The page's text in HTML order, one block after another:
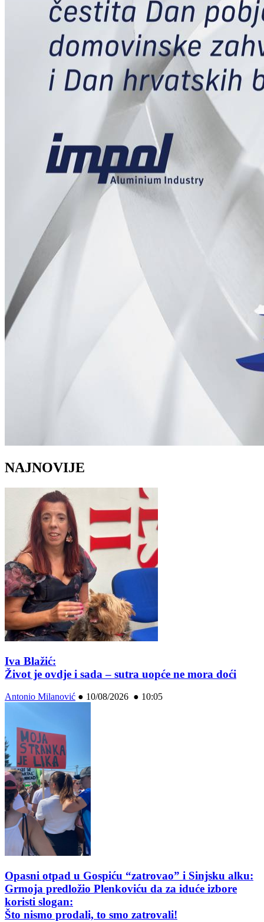
NAJNOVIJE
Iva Blažić:
Život je ovdje i sada – sutra uopće ne mora doći
Antonio Milanović ● 10/08/2026 ● 10:05
Opasni otpad u Gospiću “zatrovao” i Sinjsku alku:
Grmoja predložio Plenkoviću da za iduće izbore
koristi slogan:
Što nismo prodali, to smo zatrovali!